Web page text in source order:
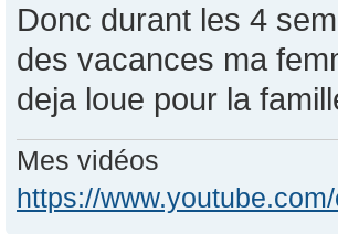
Donc durant les 4
des vacances ma
deja loue pour la
Mes vidéos
https://